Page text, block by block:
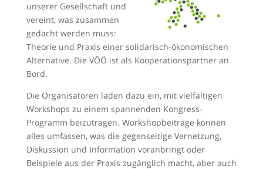
unserer Gesellschaft und
vereint, was zusammen
gedacht werden muss:
Theorie und Praxis einer solidarisch-ökonomischen
Alternative. Die VÖÖ ist als Kooperationspartner an
Bord.
Die Organisatoren laden dazu ein, mit vielfältigen
Workshops zu einem spannenden Kongress-
Programm beizutragen. Workshopbeiträge können
alles umfassen, was die gegenseitige Vernetzung,
Diskussion und Information voranbringt oder
Beispiele aus der Praxis zugänglich macht, aber auch